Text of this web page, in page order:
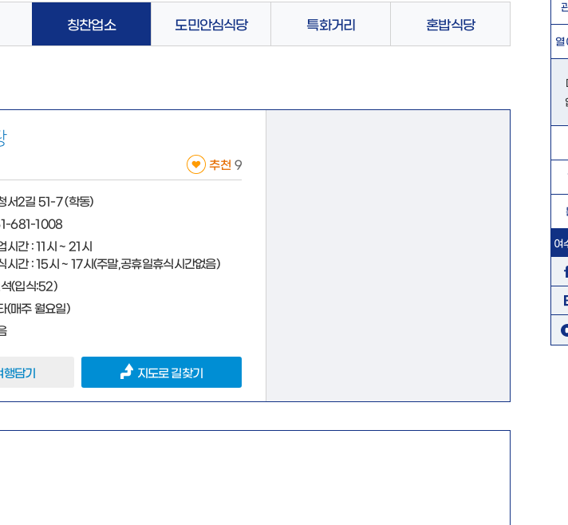
칭찬업소 도민안심식당 특화거리 혼밥식당
추천 9
서2길 51-7 (학동)
681-1008
시간 : 11시 ~ 21시
시간 : 15시 ~ 17시(주말,공휴일휴식시간없음)
(입식:52)
(매주 월요일)
행담기 지도로 길찾기
열
여